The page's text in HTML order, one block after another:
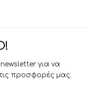
για να
προσφορές μας.